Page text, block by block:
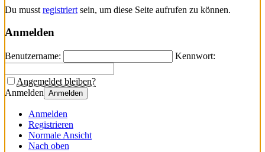
Du musst registriert sein, um diese Seite aufrufen zu können.
Anmelden
Benutzername: Kennwort:
Angemeldet bleiben?
Anmelden Anmelden
Anmelden
Registrieren
Normale Ansicht
Nach oben